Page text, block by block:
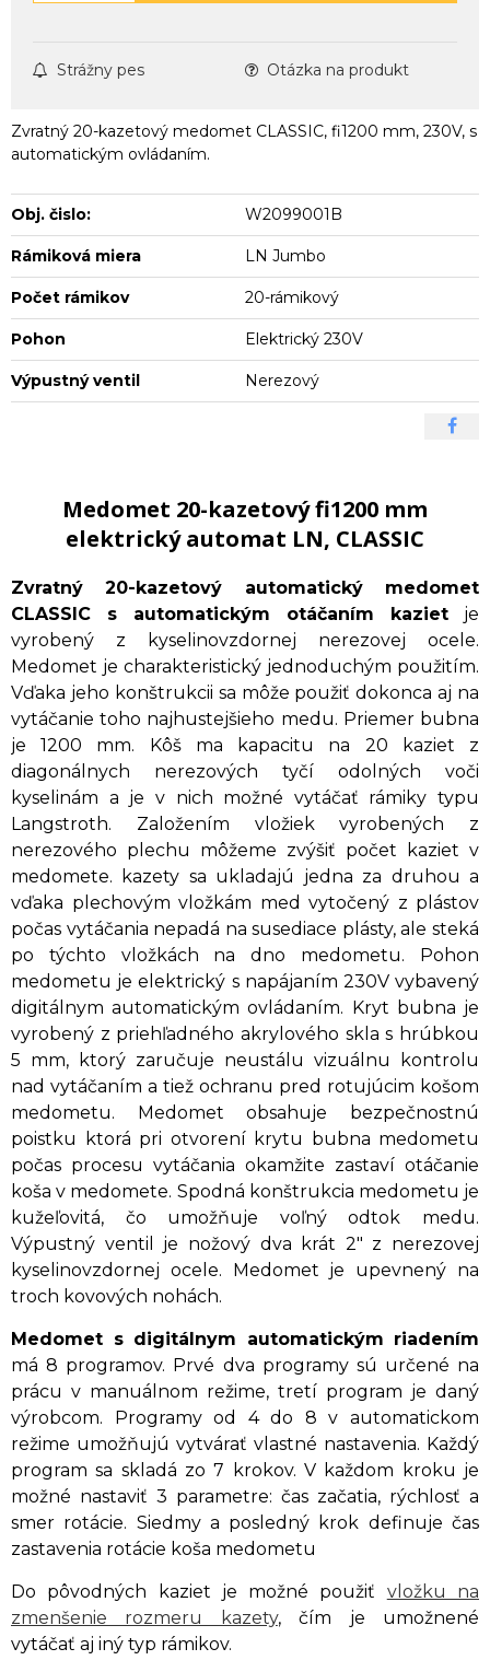
Strážny pes Otázka na produkt
Zvratný 20-kazetový medomet CLASSIC, fi1200 mm, 230V, s
automatickým ovládaním.
Obj. čislo: W2099001B
Rámiková miera LN Jumbo
Počet rámikov 20-rámikový
Pohon Elektrický 230V
Výpustný ventil Nerezový
Medomet 20-kazetový fi1200 mm
elektrický automat LN, CLASSIC
Zvratný 20-kazetový automatický medomet
CLASSIC s automatickým otáčaním kaziet je
vyrobený z kyselinovzdornej nerezovej ocele.
Medomet je charakteristický jednoduchým použitím.
Vďaka jeho konštrukcii sa môže použiť dokonca aj na
vytáčanie toho najhustejšieho medu. Priemer bubna
je 1200 mm. Kôš ma kapacitu na 20 kaziet z
diagonálnych nerezových tyčí odolných voči
kyselinám a je v nich možné vytáčať rámiky typu
Langstroth. Založením vložiek vyrobených z
nerezového plechu môžeme zvýšiť počet kaziet v
medomete. kazety sa ukladajú jedna za druhou a
vďaka plechovým vložkám med vytočený z plástov
počas vytáčania nepadá na susediace plásty, ale steká
po týchto vložkách na dno medometu. Pohon
medometu je elektrický s napájaním 230V vybavený
digitálnym automatickým ovládaním. Kryt bubna je
vyrobený z priehľadného akrylového skla s hrúbkou
5 mm, ktorý zaručuje neustálu vizuálnu kontrolu
nad vytáčaním a tiež ochranu pred rotujúcim košom
medometu. Medomet obsahuje bezpečnostnú
poistku ktorá pri otvorení krytu bubna medometu
počas procesu vytáčania okamžite zastaví otáčanie
koša v medomete. Spodná konštrukcia medometu je
kužeľovitá, čo umožňuje voľný odtok medu.
Výpustný ventil je nožový dva krát 2" z nerezovej
kyselinovzdornej ocele. Medomet je upevnený na
troch kovových nohách.
Medomet s digitálnym automatickým riadením
má 8 programov. Prvé dva programy sú určené na
prácu v manuálnom režime, tretí program je daný
výrobcom. Programy od 4 do 8 v automatickom
režime umožňujú vytvárať vlastné nastavenia. Každý
program sa skladá zo 7 krokov. V každom kroku je
možné nastaviť 3 parametre: čas začatia, rýchlosť a
smer rotácie. Siedmy a posledný krok definuje čas
zastavenia rotácie koša medometu
Do pôvodných kaziet je možné použiť vložku na
zmenšenie rozmeru kazety, čím je umožnené
vytáčať aj iný typ rámikov.